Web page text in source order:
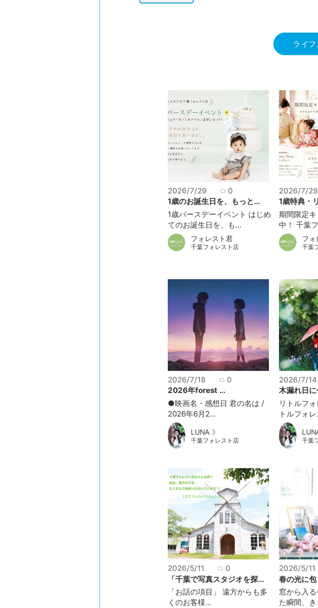
ライ
2026/7/29
0
1歳のお誕生日を、もっと...
1歳バースデーイベント はじめ
てのお誕生日を、も...
フォレスト君
千葉フォレスト店
2026/7/29
1歳特典・
期間限定
中！ 千葉
フォ
千葉
2026/7/18
0
2026年forest ...
●映画名・感想日 君の名は /
2026年6月2...
LUNA☽
千葉フォレスト店
2026/7/14
木漏れ日
リトルフ
トルフォ
千葉
2026/5/11
0
「千葉で写真スタジオを探...
「お話の項目」 遠方からも多
くのお客様...
2026/5/11
春の光に
窓から入
た瞬間、